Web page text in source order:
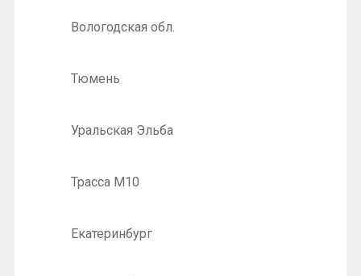
Вологодская обл.
Тюмень
Уральская Эльба
Трасса М10
Екатеринбург